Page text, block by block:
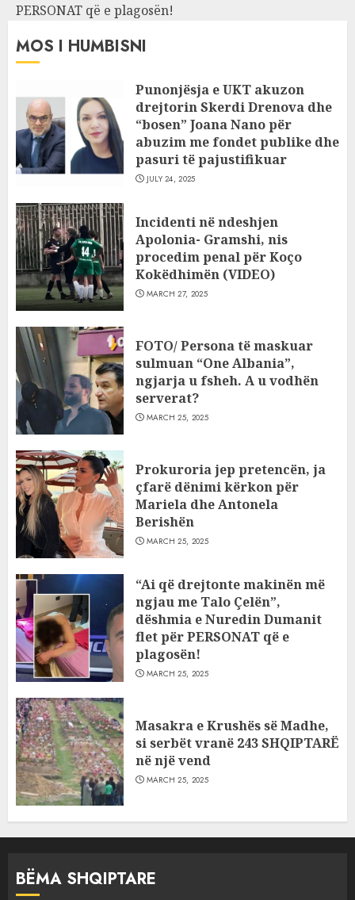
PERSONAT që e plagosën!
MOS I HUMBISNI
Punonjësja e UKT akuzon
drejtorin Skerdi Drenova dhe
“bosen” Joana Nano për
abuzim me fondet publike dhe
pasuri të pajustifikuar
JULY 24, 2025
Incidenti në ndeshjen
Apolonia- Gramshi, nis
procedim penal për Koço
Kokëdhimën (VIDEO)
MARCH 27, 2025
FOTO/ Persona të maskuar
sulmuan “One Albania”,
ngjarja u fsheh. A u vodhën
serverat?
MARCH 25, 2025
Prokuroria jep pretencën, ja
çfarë dënimi kërkon për
Mariela dhe Antonela
Berishën
MARCH 25, 2025
“Ai që drejtonte makinën më
ngjau me Talo Çelën”,
dëshmia e Nuredin Dumanit
flet për PERSONAT që e
plagosën!
MARCH 25, 2025
Masakra e Krushës së Madhe,
si serbët vranë 243 SHQIPTARË
në një vend
MARCH 25, 2025
BËMA SHQIPTARE